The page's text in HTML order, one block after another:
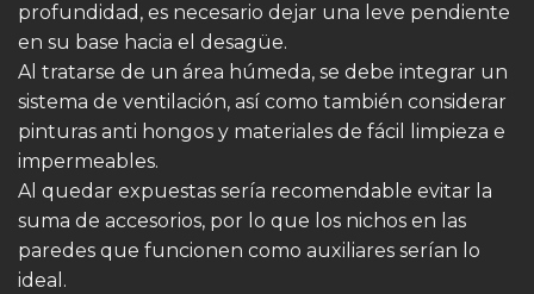
profundidad, es necesario dejar una leve pendiente
en su base hacia el desagüe.
Al tratarse de un área húmeda, se debe integrar un
sistema de ventilación, así como también considerar
pinturas anti hongos y materiales de fácil limpieza e
impermeables.
Al quedar expuestas sería recomendable evitar la
suma de accesorios, por lo que los nichos en las
paredes que funcionen como auxiliares serían lo
ideal.